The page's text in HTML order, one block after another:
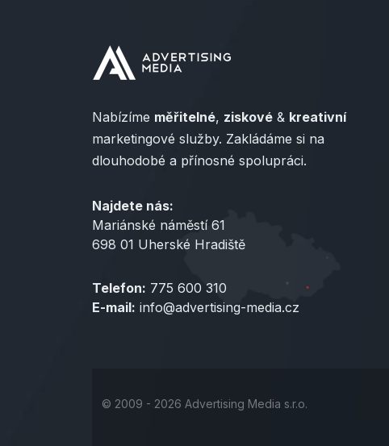
Nabízíme měřitelné, ziskové & kreativní
marketingové služby. Zakládáme si na
dlouhodobé a přínosné spolupráci.
Najdete nás:
Mariánské náměstí 61
698 01 Uherské Hradiště
Telefon: 775 600 310
E-mail: info@advertising-media.cz
© 2009 - 2026 Advertising Media s.r.o.